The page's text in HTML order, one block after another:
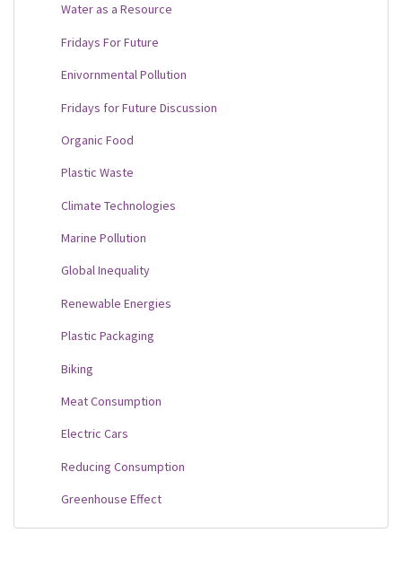
Water as a Resource
Fridays For Future
Enivornmental Pollution
Fridays for Future Discussion
Organic Food
Plastic Waste
Climate Technologies
Marine Pollution
Global Inequality
Renewable Energies
Plastic Packaging
Biking
Meat Consumption
Electric Cars
Reducing Consumption
Greenhouse Effect